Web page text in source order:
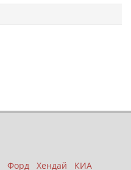
Форд Хендай
КИА